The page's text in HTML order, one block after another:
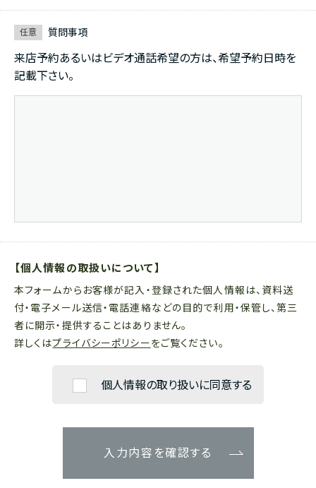
任意 質問事項
来店予約あるいはビデオ通話希望の方は、希望予約日時を
記載下さい。
【個人情報の取扱いについて】
本フォームからお客様が記入・登録された個人情報は、資料送
付・電子メール送信・電話連絡などの目的で利用・保管し、第三
者に開示・提供することはありません。
詳しくはプライバシーポリシーをご覧ください。
個人情報の取り扱いに同意する
入力内容を確認する